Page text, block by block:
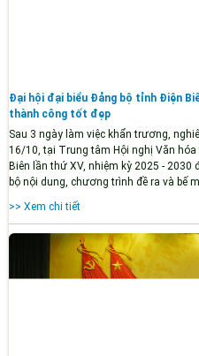
Đại hội đại biểu Đảng bộ tỉnh Điện
thành công tốt đẹp
Sau 3 ngày làm việc khẩn trương,
16/10, tại Trung tâm Hội nghị Văn
Biên lần thứ XV, nhiệm kỳ 2025 -
bộ nội dung, chương trình đề ra và bế
>> Xem chi tiết